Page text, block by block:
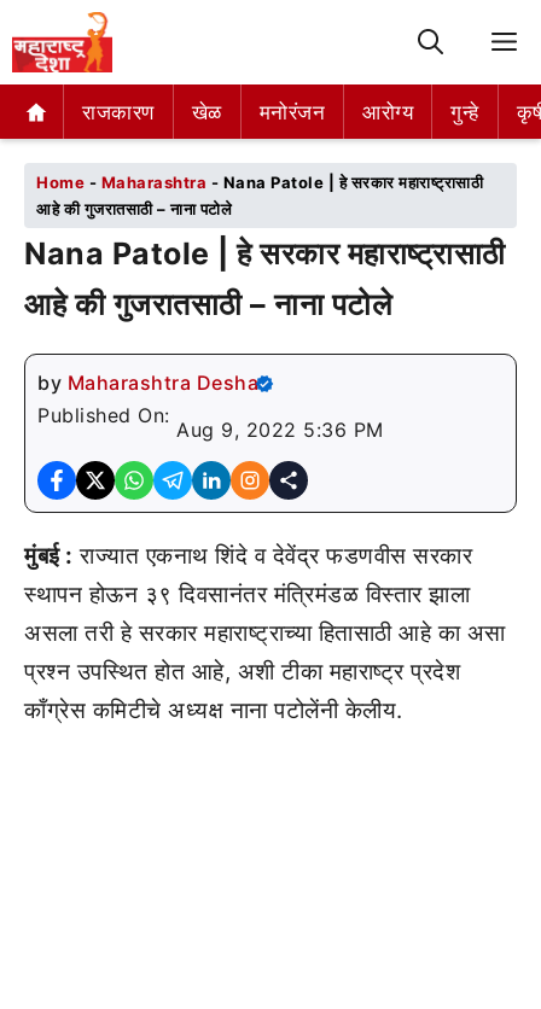
राजकारण खेळ मनोरंजन आरोग्य गुन्हे
राजकारण खेळ मनोरंजन आरोग्य गुन्हे
Home - Maharashtra - Nana Patole | हे सरकार महाराष्ट्रासाठी
आहे की गुजरातसाठी – नाना पटोले
Nana Patole | हे सरकार महाराष्ट्रासाठी
आहे की गुजरातसाठी – नाना पटोले
by Maharashtra Desha
Published On:
Aug 9, 2022 5:36 PM
मुंबई : राज्यात एकनाथ शिंदे व देवेंद्र फडणवीस सरकार
स्थापन होऊन ३९ दिवसानंतर मंत्रिमंडळ विस्तार झाला
असला तरी हे सरकार महाराष्ट्राच्या हितासाठी आहे का असा
प्रश्न उपस्थित होत आहे, अशी टीका महाराष्ट्र प्रदेश
काँग्रेस कमिटीचे अध्यक्ष नाना पटोलेंनी केलीय.